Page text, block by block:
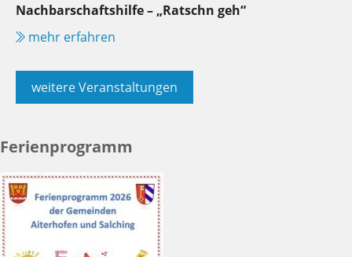
Nachbarschaftshilfe – „Ratschn geh“
mehr erfahren
weitere Veranstaltungen
Ferienprogramm